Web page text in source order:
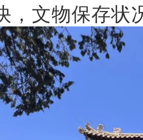
，文物保存状